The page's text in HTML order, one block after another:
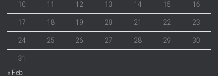
10 11 12 13 14 15 16
17 18 19 20 21 22 23
24 25 26 27 28 29 30
31
« Feb